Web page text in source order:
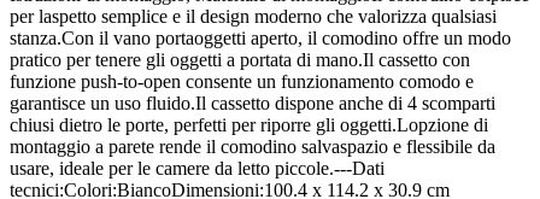
per laspetto semplice e il design moderno che valorizza qualsiasi
stanza.Con il vano portaoggetti aperto, il comodino offre un modo
pratico per tenere gli oggetti a portata di mano.Il cassetto con
funzione push-to-open consente un funzionamento comodo e
garantisce un uso fluido.Il cassetto dispone anche di 4 scomparti
chiusi dietro le porte, perfetti per riporre gli oggetti.Lopzione di
montaggio a parete rende il comodino salvaspazio e flessibile da
usare, ideale per le camere da letto piccole.---Dati
tecnici:Colori:BiancoDimensioni:100.4 x 114.2 x 30.9 cm